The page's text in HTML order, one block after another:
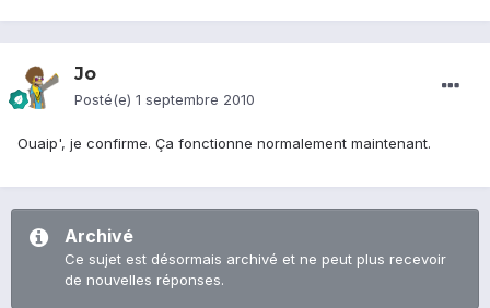
Jo
Posté(e) 1 septembre 2010
Ouaip', je confirme. Ça fonctionne normalement maintenant.
Archivé
Ce sujet est désormais archivé et ne peut plus recevoir
de nouvelles réponses.